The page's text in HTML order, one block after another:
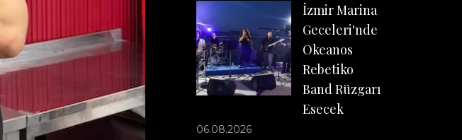
İzmir Marina
Geceleri'nde
Okeanos
Rebetiko
Band Rüzgarı
Esecek
06.08.2026